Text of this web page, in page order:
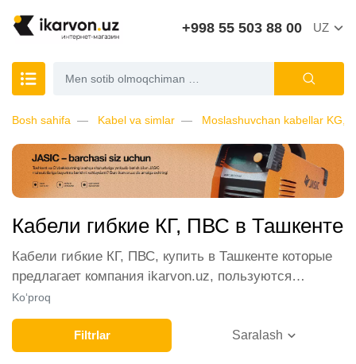
+998 55 503 88 00 UZ
Bosh sahifa Kabel va simlar Moslashuvchan kabellar KG,
Кабели гибкие КГ, ПВС в Ташкенте
Кабели гибкие КГ, ПВС, купить в Ташкенте которые
предлагает компания ikarvon.uz, пользуются
широким спросом среди наших клиентов. Мы
обеспечиваем лучшие условия продажи этой
категории товара. Кабели гибкие КГ, ПВС в
интернет-магазине представлены ведущими
Ko‘proq
Filtrlar Saralash